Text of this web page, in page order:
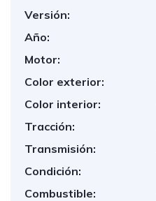
Versión:
Año:
Motor:
Color exterior:
Color interior:
Tracción:
Transmisión:
Condición:
Combustible: